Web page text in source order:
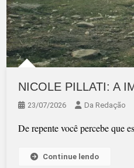
NICOLE PILLATI: A
23/07/2026 Da Redação
De repente você percebe que
Continue lendo